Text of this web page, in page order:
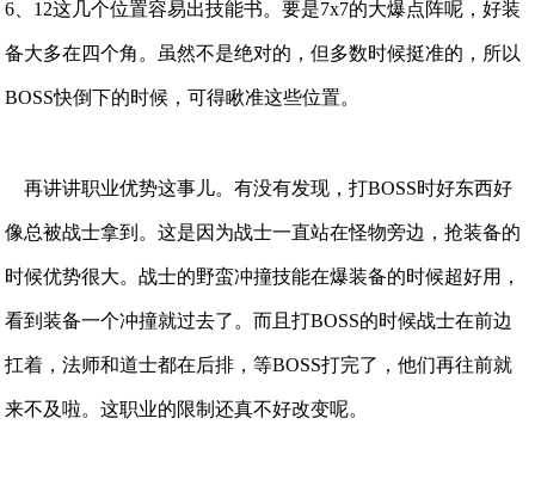
6、12这几个位置容易出技能书。要是7x7的大爆点阵呢，好装
备大多在四个角。虽然不是绝对的，但多数时候挺准的，所以
BOSS快倒下的时候，可得瞅准这些位置。
再讲讲职业优势这事儿。有没有发现，打BOSS时好东西好
像总被战士拿到。这是因为战士一直站在怪物旁边，抢装备的
时候优势很大。战士的野蛮冲撞技能在爆装备的时候超好用，
看到装备一个冲撞就过去了。而且打BOSS的时候战士在前边
扛着，法师和道士都在后排，等BOSS打完了，他们再往前就
来不及啦。这职业的限制还真不好改变呢。